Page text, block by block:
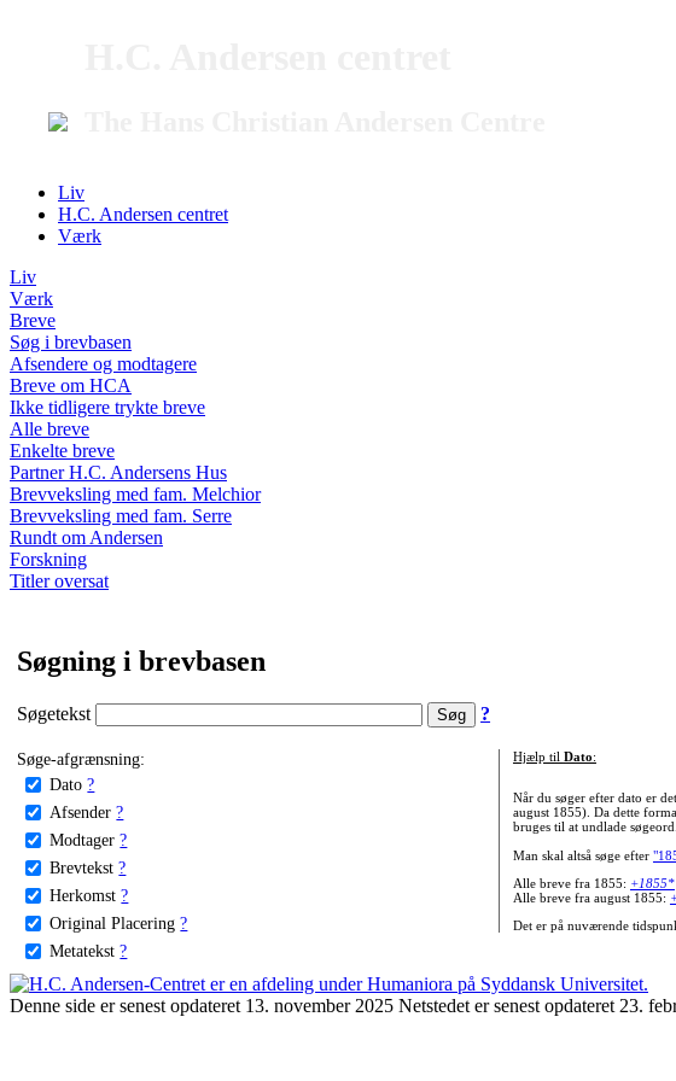
Liv
H.C. Andersen centret
Værk
Liv
Værk
Breve
Søg i brevbasen
Afsendere og modtagere
Breve om HCA
Ikke tidligere trykte breve
Alle breve
Enkelte breve
Partner H.C. Andersens Hus
Brevveksling med fam. Melchior
Brevveksling med fam. Serre
Rundt om Andersen
Forskning
Titler oversat
Søgning i brevbasen
Søgetekst ?
Søge-afgrænsning:
Dato ?
Afsender ?
Modtager ?
Brevtekst ?
Herkomst ?
Original Placering ?
Metatekst ?
Hjælp til Dato:
Når du søger efter dato er
august 1855). Da dette
bruges til at undlade søgeord.
Man skal altså søge efter
Alle breve fra 1855: +1855*
Alle breve fra august 1855:
Det er på nuværende
Denne side er senest opdateret 13. november 2025 Netstedet er senest opdateret 23.